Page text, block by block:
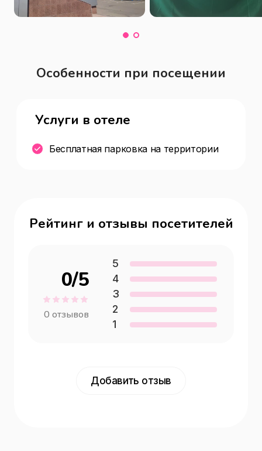
Особенности при посещении
Услуги в отеле
Бесплатная парковка на территории
Рейтинг и отзывы посетителей
0/5
0 отзывов
5
4
3
2
1
Добавить отзыв